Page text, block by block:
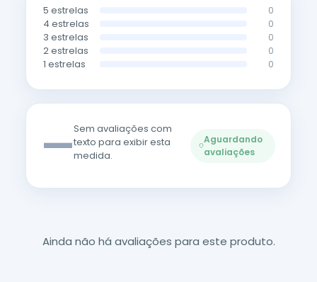
5 estrelas 0
4 estrelas 0
3 estrelas 0
2 estrelas 0
1 estrelas 0
—Sem avaliações com
texto para exibir esta
medida.
Aguardando
avaliações
Ainda não há avaliações para este produto.